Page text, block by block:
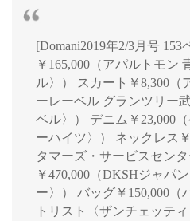
[Domani2019年2/3月号 153
￥165,000（アパルトモン
ル〉） スカート￥8,300（
ーレーベル グランツリー
ベル〉） デニム￥23,000
ーハイツ〉） ネックレス
タマーズ・サービスセン
￥470,000（DKSHジャパ
ー〉） バッグ￥150,000（
トリスト〈ザンチェッテ